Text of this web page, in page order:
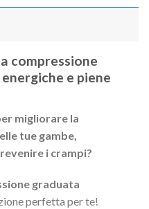
compressione
e piene
migliorare la
tue gambe,
i crampi?
graduata
perfetta per te!